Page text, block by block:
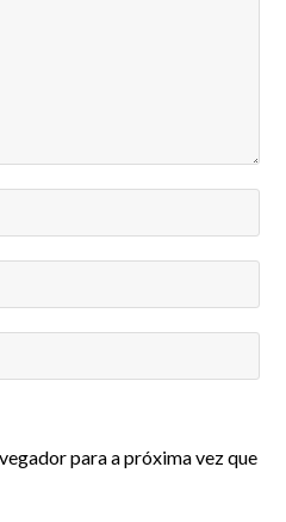
para a próxima vez que